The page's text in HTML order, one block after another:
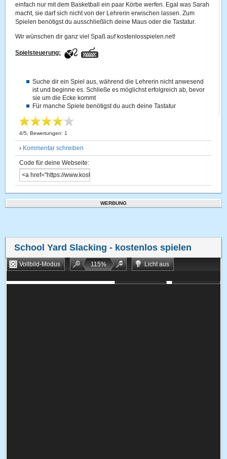
einfach nur mit dem Basketball ein paar Körbe werfen. Egal was Sarah
macht, sie darf sich nicht von der Lehrerin erwischen lassen. Zum
Spielen benötigst du ausschließlich deine Maus oder die Tastatur.
Wir wünschen dir ganz viel Spaß auf kostenlosspielen.net!
Spielsteuerung:
Suche dir ein Spiel aus, während die Lehrerin nicht anwesend
ist und beginne es. Schließe es möglichst erfolgreich ab, bevor
sie um die Ecke kommt
Für manche Spiele benötigst du auch deine Tastatur
4/5 , Bewertungen: 1
› Kommentar schreiben
Code für deine Webseite:
WERBUNG
School Yard Slacking - kostenlos spielen
Vollbild-Modus 115%
Licht aus